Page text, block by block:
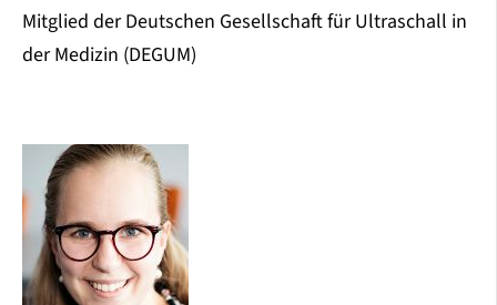
Mitglied der Deutschen Gesellschaft für Ultraschall in
der Medizin (DEGUM)